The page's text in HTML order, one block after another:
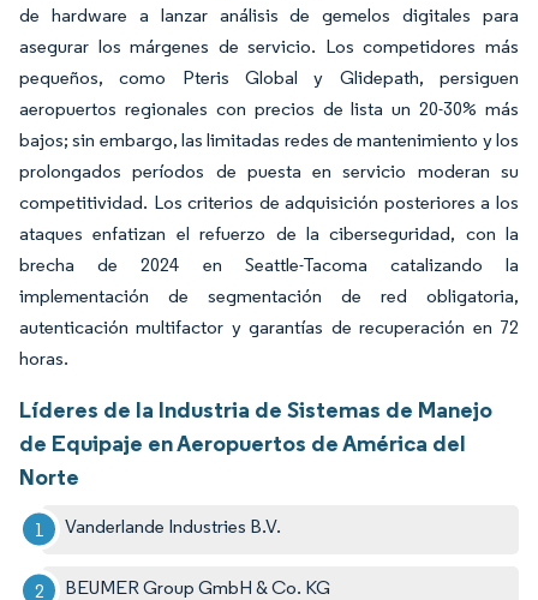
de hardware a lanzar análisis de gemelos digitales para
asegurar los márgenes de servicio. Los competidores más
pequeños, como Pteris Global y Glidepath, persiguen
aeropuertos regionales con precios de lista un 20-30% más
bajos; sin embargo, las limitadas redes de mantenimiento y los
prolongados períodos de puesta en servicio moderan su
competitividad. Los criterios de adquisición posteriores a los
ataques enfatizan el refuerzo de la ciberseguridad, con la
brecha de 2024 en Seattle-Tacoma catalizando la
implementación de segmentación de red obligatoria,
autenticación multifactor y garantías de recuperación en 72
horas.
Líderes de la Industria de Sistemas de Manejo
de Equipaje en Aeropuertos de América del
Norte
Vanderlande Industries B.V.
BEUMER Group GmbH & Co. KG